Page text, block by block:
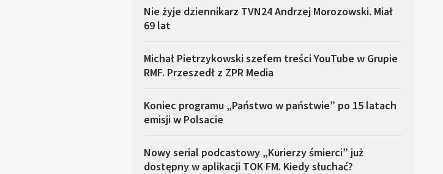
Nie żyje dziennikarz TVN24 Andrzej Morozowski. Miał
69 lat
Michał Pietrzykowski szefem treści YouTube w Grupie
RMF. Przeszedł z ZPR Media
Koniec programu „Państwo w państwie” po 15 latach
emisji w Polsacie
Nowy serial podcastowy „Kurierzy śmierci” już
dostępny w aplikacji TOK FM. Kiedy słuchać?